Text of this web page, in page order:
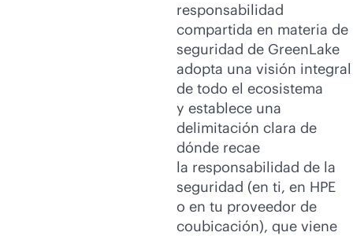
responsabilidad
compartida en materia de
seguridad de GreenLake
adopta una visión integral
de todo el ecosistema
y establece una
delimitación clara de
dónde recae
la responsabilidad de la
seguridad (en ti, en HPE
o en tu proveedor de
coubicación), que viene